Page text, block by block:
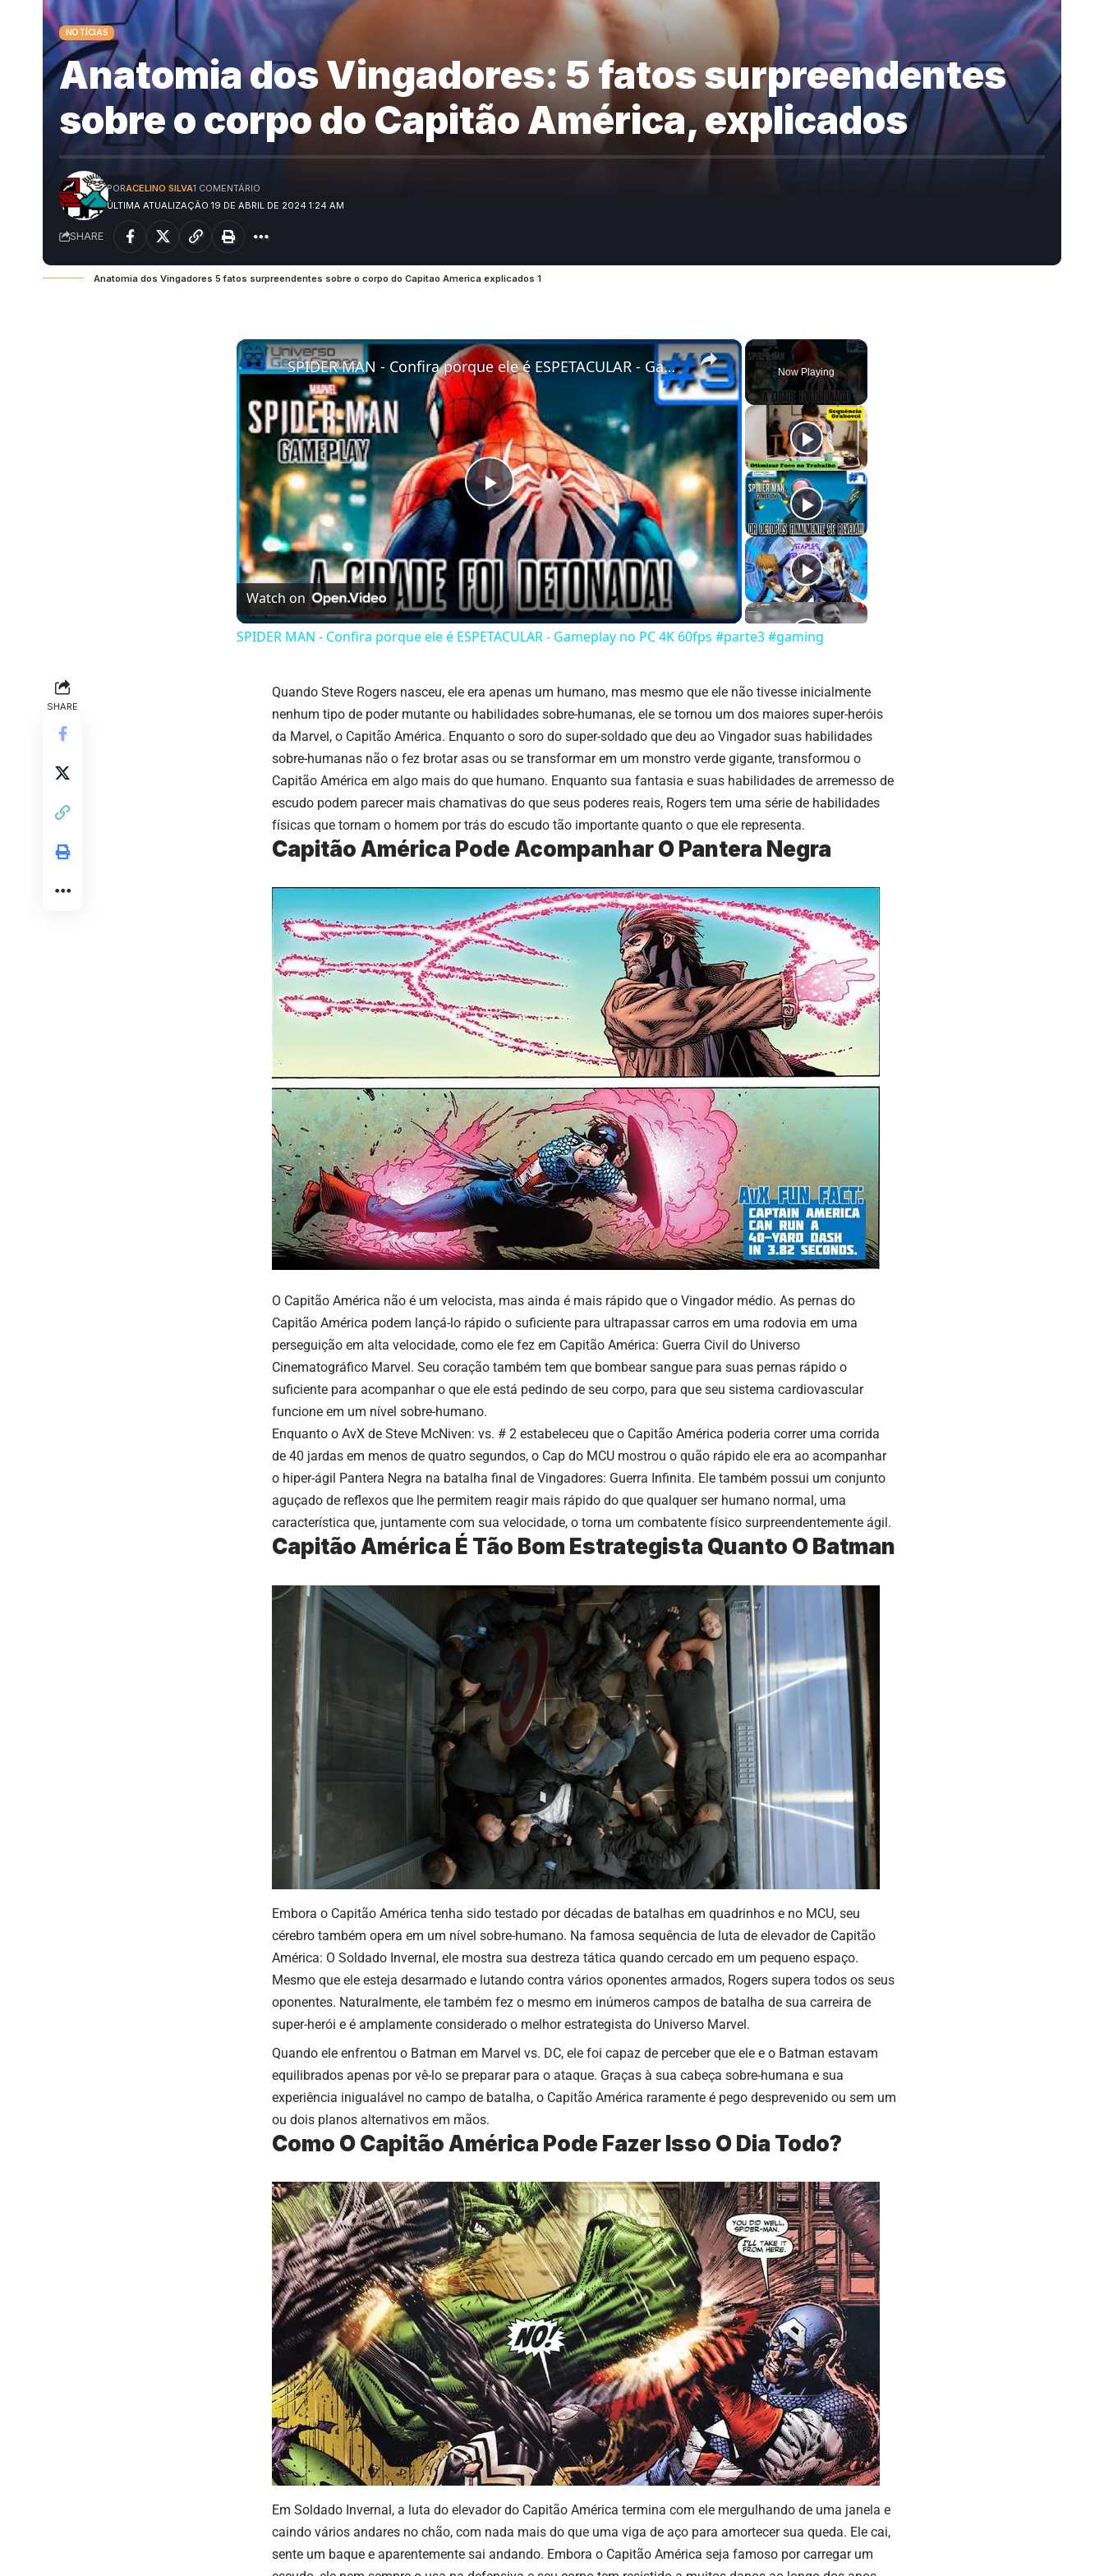
NOTÍCIAS
Anatomia dos Vingadores: 5 fatos surpreendentes
sobre o corpo do Capitão América, explicados
ÚLTIMA ATUALIZAÇÃO 19 DE ABRIL DE 2024 1:24 AM
PORACELINO SILVA1 COMENTÁRIO
SHARE
Anatomia dos Vingadores 5 fatos surpreendentes sobre o corpo do Capitao America explicados 1
Now Playing
×
Play
Video
SPIDER MAN - Confira porque ele é ESPETACULAR - Gameplay no PC 4K 60fps #parte3 #gaming
Watch on
SPIDER MAN - Confira porque ele é ESPETACULAR - Gameplay no PC 4K 60fps #parte3 #gaming
SHARE
Quando Steve Rogers nasceu, ele era apenas um humano, mas mesmo que ele não tivesse inicialmente
nenhum tipo de poder mutante ou habilidades sobre-humanas, ele se tornou um dos maiores super-heróis
da Marvel, o Capitão América. Enquanto o soro do super-soldado que deu ao Vingador suas habilidades
sobre-humanas não o fez brotar asas ou se transformar em um monstro verde gigante, transformou o
Capitão América em algo mais do que humano. Enquanto sua fantasia e suas habilidades de arremesso de
escudo podem parecer mais chamativas do que seus poderes reais, Rogers tem uma série de habilidades
físicas que tornam o homem por trás do escudo tão importante quanto o que ele representa.
Capitão América Pode Acompanhar O Pantera Negra
O Capitão América não é um velocista, mas ainda é mais rápido que o Vingador médio. As pernas do
Capitão América podem lançá-lo rápido o suficiente para ultrapassar carros em uma rodovia em uma
perseguição em alta velocidade, como ele fez em Capitão América: Guerra Civil do Universo
Cinematográfico Marvel. Seu coração também tem que bombear sangue para suas pernas rápido o
suficiente para acompanhar o que ele está pedindo de seu corpo, para que seu sistema cardiovascular
funcione em um nível sobre-humano.
Enquanto o AvX de Steve McNiven: vs. # 2 estabeleceu que o Capitão América poderia correr uma corrida
de 40 jardas em menos de quatro segundos, o Cap do MCU mostrou o quão rápido ele era ao acompanhar
o hiper-ágil Pantera Negra na batalha final de Vingadores: Guerra Infinita. Ele também possui um conjunto
aguçado de reflexos que lhe permitem reagir mais rápido do que qualquer ser humano normal, uma
característica que, juntamente com sua velocidade, o torna um combatente físico surpreendentemente ágil.
Capitão América É Tão Bom Estrategista Quanto O Batman
Embora o Capitão América tenha sido testado por décadas de batalhas em quadrinhos e no MCU, seu
cérebro também opera em um nível sobre-humano. Na famosa sequência de luta de elevador de Capitão
América: O Soldado Invernal, ele mostra sua destreza tática quando cercado em um pequeno espaço.
Mesmo que ele esteja desarmado e lutando contra vários oponentes armados, Rogers supera todos os seus
oponentes. Naturalmente, ele também fez o mesmo em inúmeros campos de batalha de sua carreira de
super-herói e é amplamente considerado o melhor estrategista do Universo Marvel.
Quando ele enfrentou o Batman em Marvel vs. DC, ele foi capaz de perceber que ele e o Batman estavam
equilibrados apenas por vê-lo se preparar para o ataque. Graças à sua cabeça sobre-humana e sua
experiência inigualável no campo de batalha, o Capitão América raramente é pego desprevenido ou sem um
ou dois planos alternativos em mãos.
Como O Capitão América Pode Fazer Isso O Dia Todo?
Em Soldado Invernal, a luta do elevador do Capitão América termina com ele mergulhando de uma janela e
caindo vários andares no chão, com nada mais do que uma viga de aço para amortecer sua queda. Ele cai,
sente um baque e aparentemente sai andando. Embora o Capitão América seja famoso por carregar um